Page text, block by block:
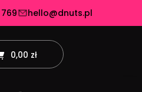
hello@dnuts.pl
0,00 zł